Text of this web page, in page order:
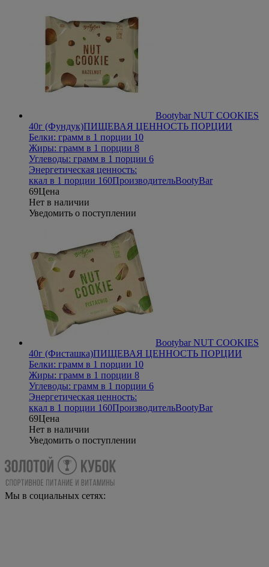
Bootybar NUT COOKIES
40г (Фундук)ПИЩЕВАЯ ЦЕННОСТЬ ПОРЦИИ
Белки: грамм в 1 порции 10
Жиры: грамм в 1 порции 8
Углеводы: грамм в 1 порции 6
Энергетическая ценность:
ккал в 1 порции 160ПроизводительBootyBar
69Цена
Нет в наличии
Уведомить о поступлении
Bootybar NUT COOKIES
40г (Фисташка)ПИЩЕВАЯ ЦЕННОСТЬ ПОРЦИИ
Белки: грамм в 1 порции 10
Жиры: грамм в 1 порции 8
Углеводы: грамм в 1 порции 6
Энергетическая ценность:
ккал в 1 порции 160ПроизводительBootyBar
69Цена
Нет в наличии
Уведомить о поступлении
Мы в социальных сетях: